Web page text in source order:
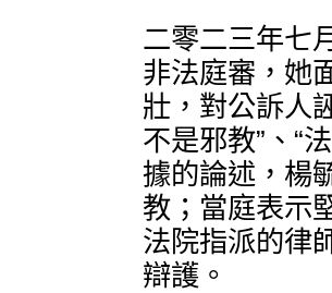
二零二三年七
非法庭審，她
壯，對公訴人
不是邪教”、“
據的論述，楊
教；當庭表示
法院指派的律
辯護。